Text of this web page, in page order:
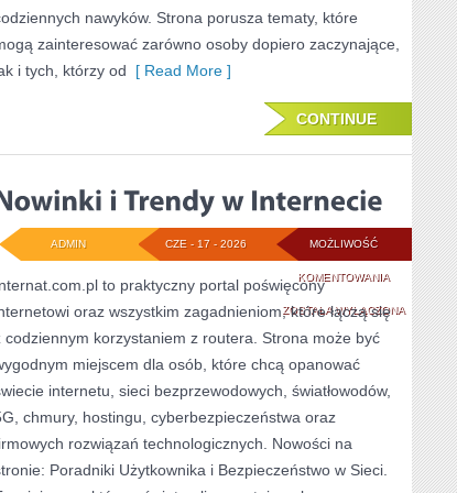
nawyków. Strona porusza tematy, które
zainteresować zarówno osoby dopiero zaczynające,
i tych, którzy od [ Read More ]
CONTINUE
MOŻLIWOŚĆ
KOMENTOWANIANOWINKI
I
TRENDY
INTERNECIE
ZOSTAŁA WYŁĄCZONA
CZE - 17 - 2026
ADMIN
to praktyczny portal poświęcony
oraz wszystkim zagadnieniom, które łączą się
codziennym korzystaniem z routera. Strona może być
miejscem dla osób, które chcą opanować
internetu, sieci bezprzewodowych, światłowodów,
chmury, hostingu, cyberbezpieczeństwa oraz
rozwiązań technologicznych. Nowości na
Poradniki Użytkownika i Bezpieczeństwo w Sieci.